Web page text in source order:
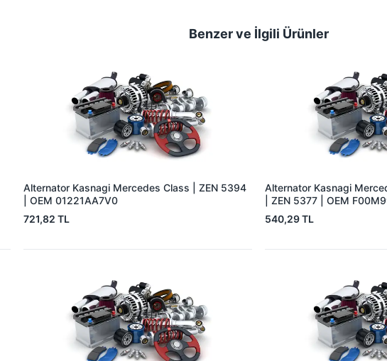
Benzer ve İlgili Ürünler
Alternator Kasnagi Mercedes Class | ZEN 5394
| OEM 01221AA7V0
721,82 TL
Alternator Kasnagi
| ZEN 5377 | OEM
540,29 TL